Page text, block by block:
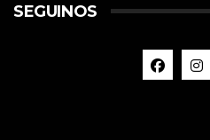
SEGUINOS